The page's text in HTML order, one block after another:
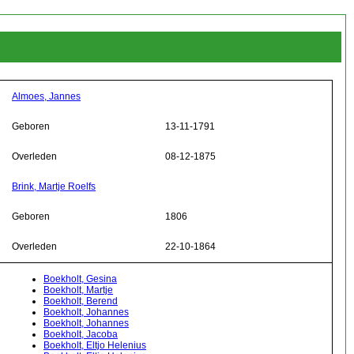
Almoes, Jannes
Geboren 13-11-1791
Overleden 08-12-1875
Brink, Martje Roelfs
Geboren 1806
Overleden 22-10-1864
Boekholt, Gesina
Boekholt, Martje
Boekholt, Berend
Boekholt, Johannes
Boekholt, Johannes
Boekholt, Jacoba
Boekholt, Eltjo Helenius